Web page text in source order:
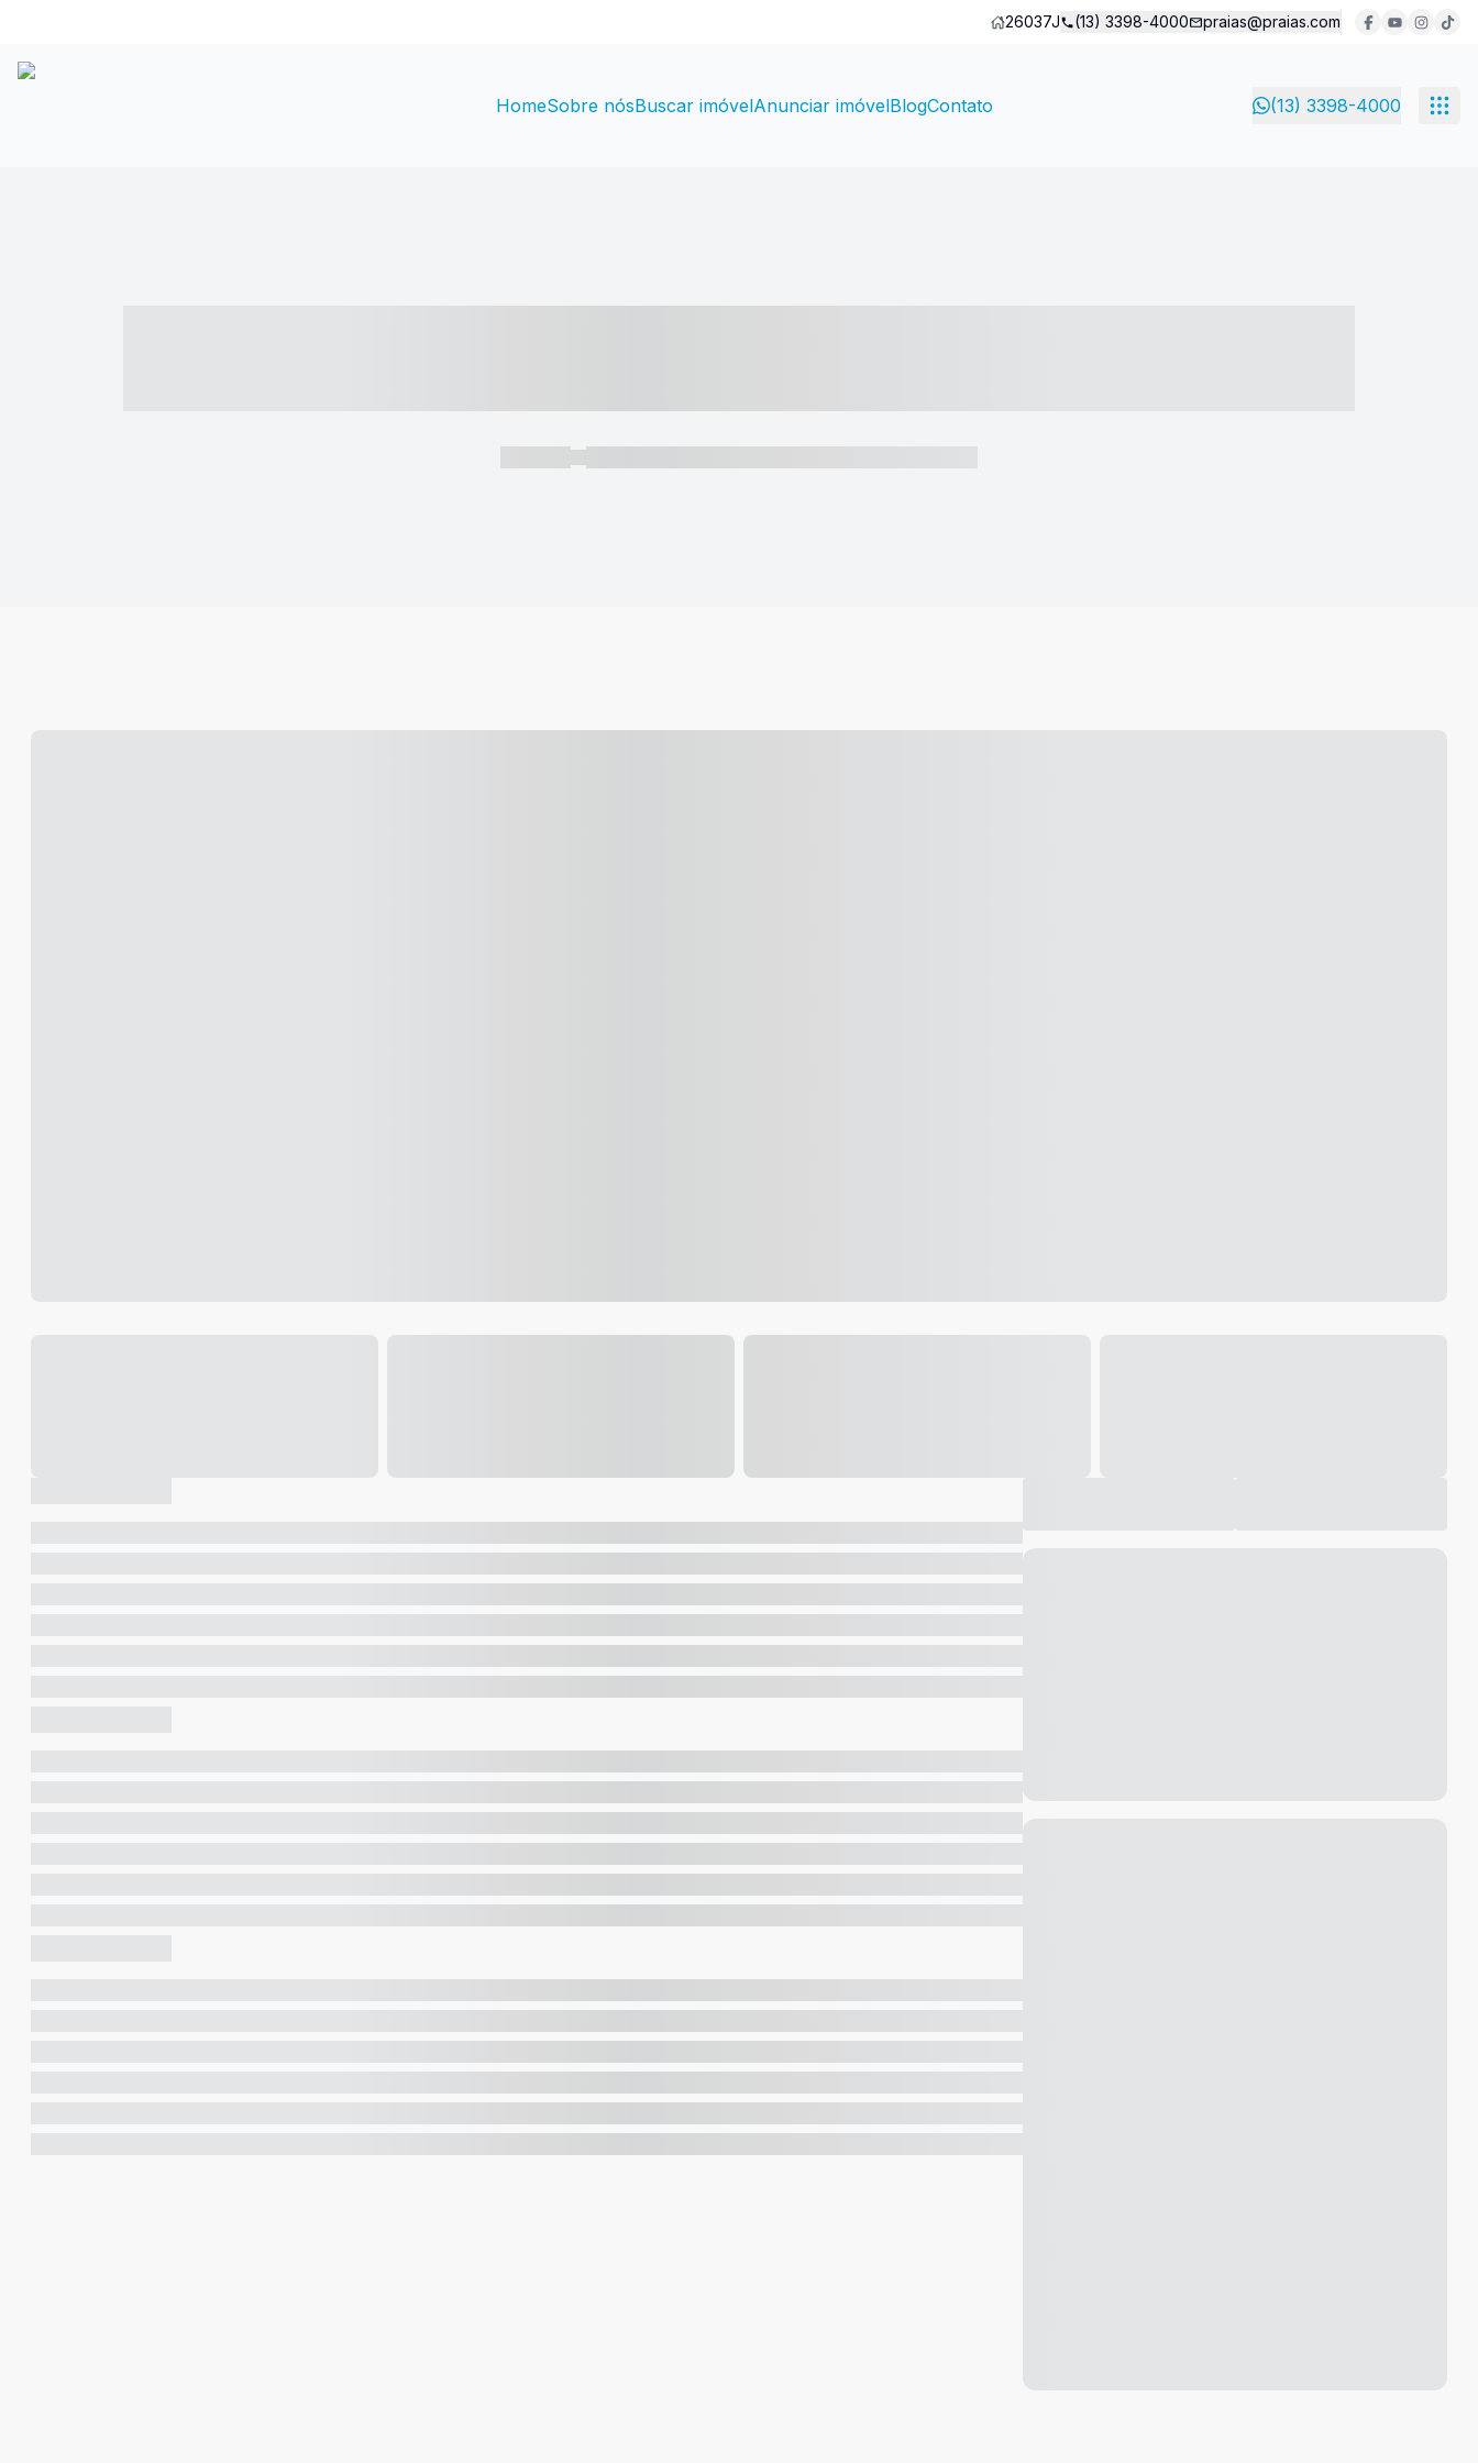
26037J (13) 3398-4000 praias@praias.com
HomeSobre nósBuscar imóvelAnunciar imóvelBlogContato (13) 3398-4000